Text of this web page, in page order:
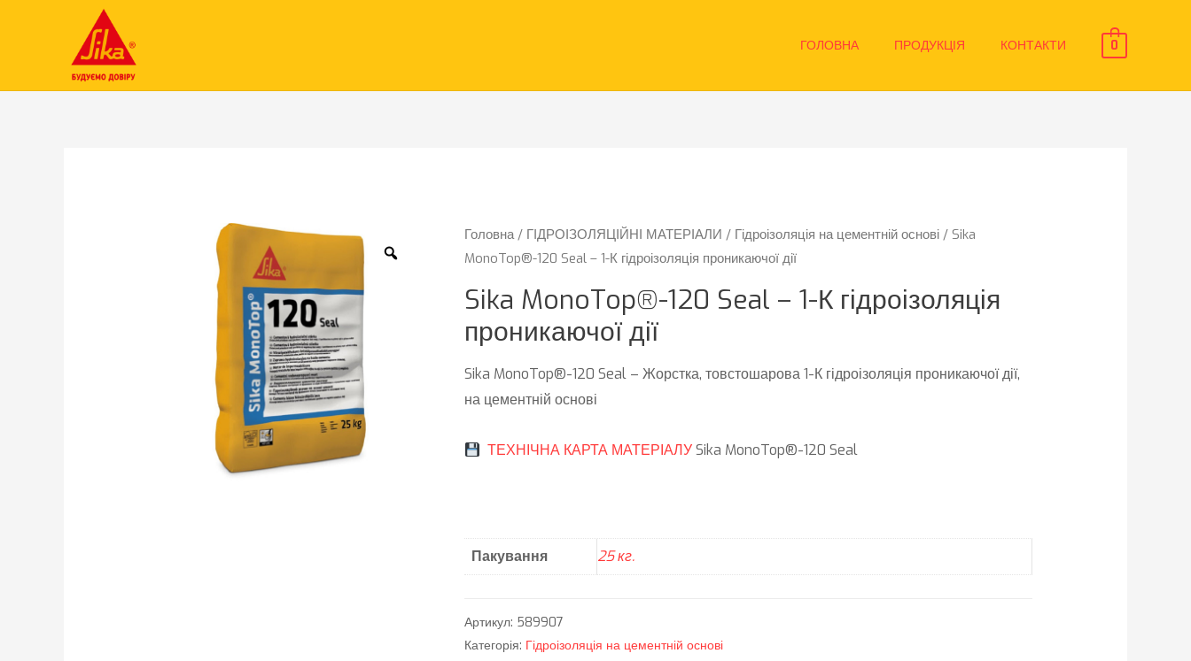
ГОЛОВНА ПРОДУКЦІЯ КОНТАКТИ 0
Головна/ ГІДРОІЗОЛЯЦІЙНІ МАТЕРІАЛИ / Гідроізоляція на цементній основі / Sika
MonoTop®-120 Seal – 1-К гідроізоляція проникаючої дії
Sika MonoTop®-120 Seal – 1-К гідроізоляція
проникаючої дії
Sika MonoTop®-120 Seal – Жорстка, товстошарова 1-К гідроізоляція проникаючої дії,
на цементній основі
ТЕХНІЧНА КАРТА МАТЕРІАЛУSika MonoTop®-120 Seal
Пакування 25 кг.
Артикул: 589907
Категорія: Гідроізоляція на цементній основі